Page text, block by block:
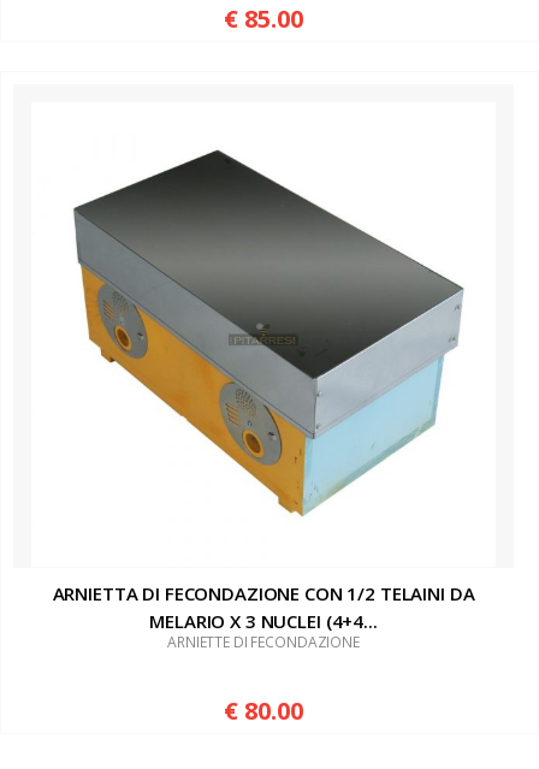
€ 85.00
ARNIETTA DI FECONDAZIONE CON 1/2 TELAINI DA
MELARIO X 3 NUCLEI (4+4...
ARNIETTE DI FECONDAZIONE
€ 80.00